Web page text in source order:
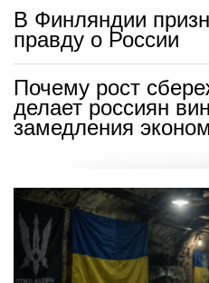
В Финляндии
правду о России
Почему рост
делает россиян
замедления